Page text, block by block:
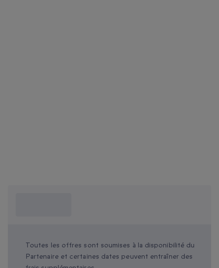
Toutes les offres sont soumises à la disponibilité du
Partenaire et certaines dates peuvent entraîner des